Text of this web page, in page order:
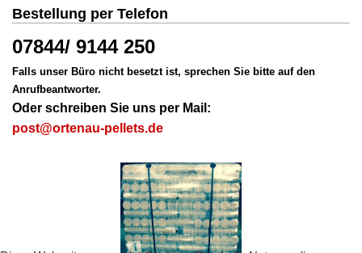
Bestellung per Telefon
07844/ 9144 250
Falls unser Büro nicht besetzt ist, sprechen Sie bitte auf den
Anrufbeantworter.
Oder schreiben Sie uns per Mail:
post@ortenau-pellets.de